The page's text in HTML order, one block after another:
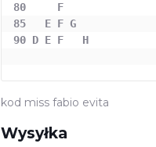
80     F
85   E F G
90 D E F   H
kod miss fabio evita
Wysyłka